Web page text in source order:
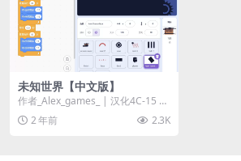
未知世界【中文版】
作者_Alex_games_ | 汉化4C-15 作
品介绍： 《未知世界 (Un...
2 年前 2.3K